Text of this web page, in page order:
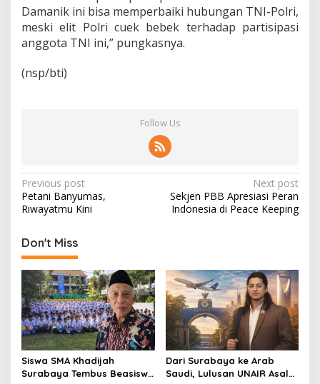
Damanik ini bisa memperbaiki hubungan TNI-Polri,
meski elit Polri cuek bebek terhadap partisipasi
anggota TNI ini,” pungkasnya.
(nsp/bti)
Follow Us
P
o
t
n
a
v
i
g
a
Previous post
Petani Banyumas,
Riwayatmu Kini
Next post
Sekjen PBB Apresiasi Peran
Indonesia di Peace Keeping
Don't Miss
Siswa SMA Khadijah
Surabaya Tembus Beasiswa
Dari Surabaya ke Arab
Saudi, Lulusan UNAIR Asal